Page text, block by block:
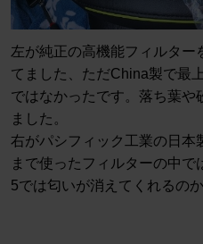
左が純正の高機能フィルタ
てました、ただChina製で最
ではなかったです。落ち葉や
ました。
右がパシフィック工業の日本
まで使ったフィルターの中
5では匂いが消えてくれるのか